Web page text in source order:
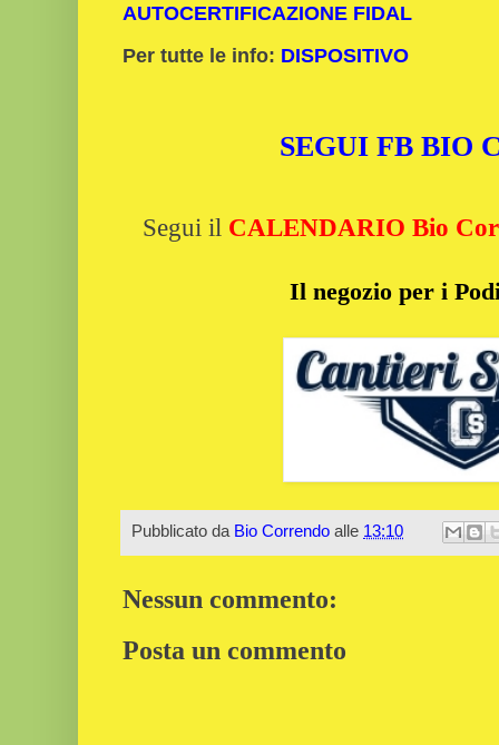
AUTOCERTIFICAZIONE FIDAL
Per tutte le info: DISPOSITIVO
SEGUI FB BIO
Segui il CALENDARIO Bio
Il negozio per i
Pubblicato da Bio Correndo alle 13:10
Nessun commento:
Posta un commento